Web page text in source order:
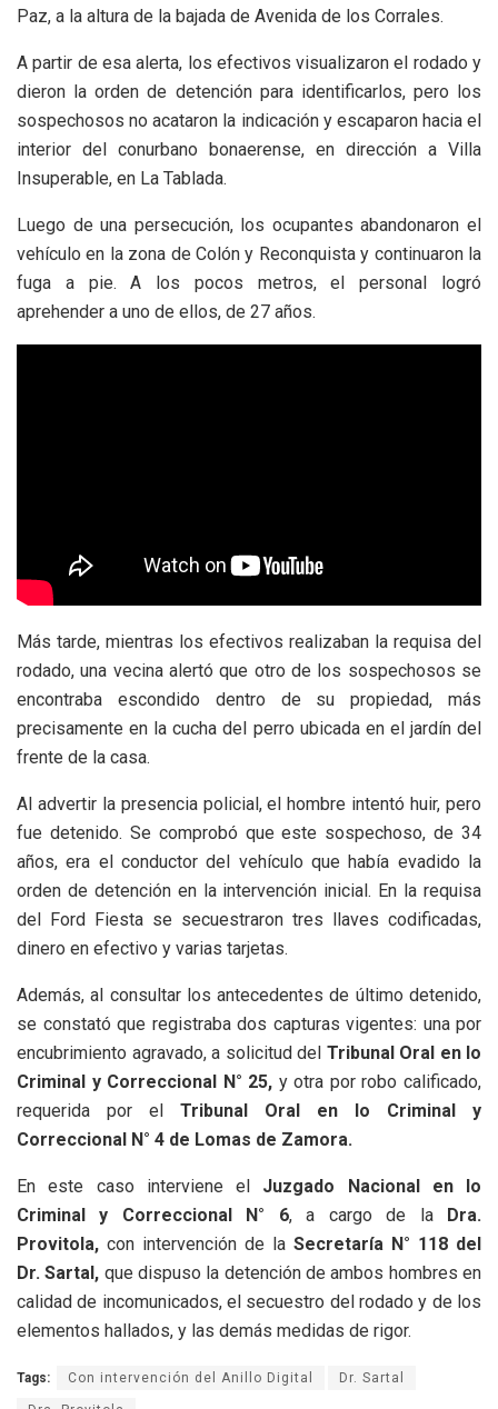
Paz, a la altura de la bajada de Avenida de los Corrales.
A partir de esa alerta, los efectivos visualizaron el rodado y
dieron la orden de detención para identificarlos, pero los
sospechosos no acataron la indicación y escaparon hacia el
interior del conurbano bonaerense, en dirección a Villa
Insuperable, en La Tablada.
Luego de una persecución, los ocupantes abandonaron el
vehículo en la zona de Colón y Reconquista y continuaron la
fuga a pie. A los pocos metros, el personal logró
aprehender a uno de ellos, de 27 años.
Más tarde, mientras los efectivos realizaban la requisa del
rodado, una vecina alertó que otro de los sospechosos se
encontraba escondido dentro de su propiedad, más
precisamente en la cucha del perro ubicada en el jardín del
frente de la casa.
Al advertir la presencia policial, el hombre intentó huir, pero
fue detenido. Se comprobó que este sospechoso, de 34
años, era el conductor del vehículo que había evadido la
orden de detención en la intervención inicial. En la requisa
del Ford Fiesta se secuestraron tres llaves codificadas,
dinero en efectivo y varias tarjetas.
Además, al consultar los antecedentes de último detenido,
se constató que registraba dos capturas vigentes: una por
encubrimiento agravado, a solicitud del Tribunal Oral en lo
Criminal y Correccional N° 25, y otra por robo calificado,
requerida por el Tribunal Oral en lo Criminal y
Correccional N° 4 de Lomas de Zamora.
En este caso interviene el Juzgado Nacional en lo
Criminal y Correccional N° 6, a cargo de laDra.
Provitola, con intervención de la Secretaría N° 118 del
Dr. Sartal, que dispuso la detención de ambos hombres en
calidad de incomunicados, el secuestro del rodado y de los
elementos hallados, y las demás medidas de rigor.
Tags: Con intervención del Anillo Digital Dr. Sartal